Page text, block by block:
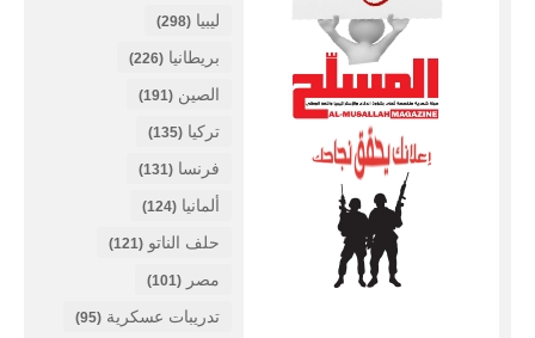
ليبيا (298)
بريطانيا (226)
الصين (191)
تركيا (135)
فرنسا (131)
ألمانيا (124)
حلف الناتو (121)
مصر (101)
تدريبات عسكرية (95)